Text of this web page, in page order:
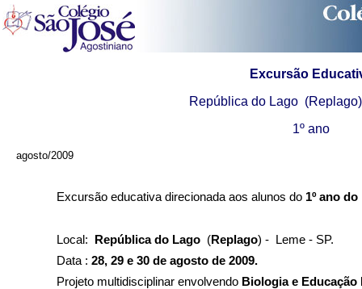
Excursão
República do Lago
1º ano
agosto/2009
Excursão educativa direcionada aos alunos do 1º ano do
Local: República do Lago (Replago) - Leme - SP.
Data : 28, 29 e 30 de agosto de 2009.
Projeto multidisciplinar envolvendo Biologia e Educação